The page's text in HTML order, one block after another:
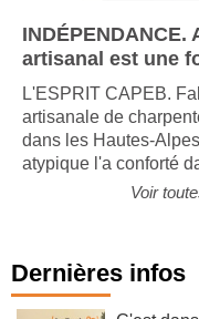
INDÉPENDANCE.
L'ESPRIT CAPEB.
artisanale de
dans les Hautes-
Dernières infos